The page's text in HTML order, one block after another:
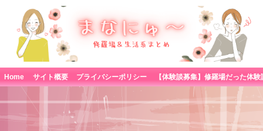
Home サイト概要 プライバシーポリシー